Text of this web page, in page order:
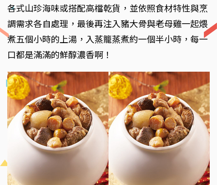
各式山珍海味或搭配高檔乾貨，並依照食材特性與烹
調需求各自處理，最後再注入豬大骨與老母雞一起煨
煮五個小時的上湯，入蒸籠蒸煮約一個半小時，每一
口都是滿滿的鮮醇濃香啊！